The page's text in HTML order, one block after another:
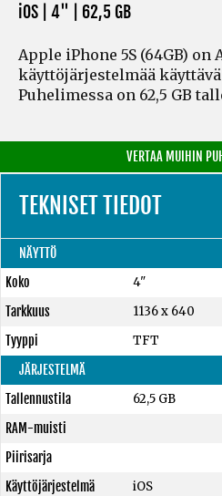
iOS | 4" | 62,5 GB
Apple iPhone 5S (64GB) on
käyttöjärjestelmää
Puhelimessa on 62,5 GB
VERTAA MUIHIN
TEKNISET TIEDOT
NÄYTTÖ
Koko
4"
Tarkkuus
1136 x 640
Tyyppi
TFT
JÄRJESTELMÄ
Tallennustila
62,5 GB
RAM-muisti
Piirisarja
Käyttöjärjestelmä
iOS